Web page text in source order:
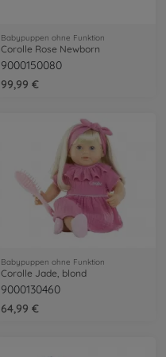
Babypuppen ohne Funktion
Corolle Rose Newborn
9000150080
99,99 €
Babypuppen ohne Funktion
Corolle Jade, blond
9000130460
64,99 €